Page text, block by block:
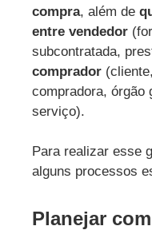
compra, além de
entre vendedor
subcontratada,
comprador
compradora, órgão
serviço).
Para realizar esse
alguns processos
Planejar